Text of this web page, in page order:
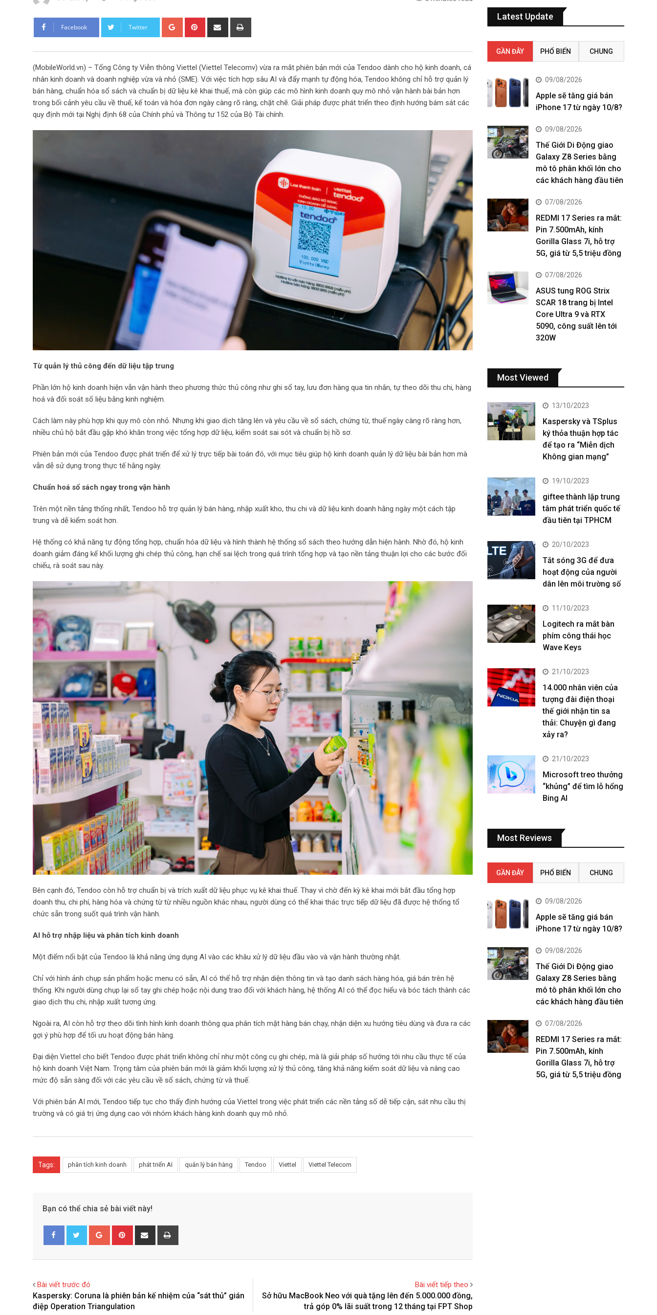
Facebook Twitter
o
l
e
+
i
e
r
e
s
t
h
e
v
i
a
E
m
r
t
(MobileWorld.vn) – Tổng Công ty Viễn thông Viettel (Viettel Telecomv) vừa ra mắt phiên bản mới của Tendoo dành cho hộ kinh doanh, cá
nhân kinh doanh và doanh nghiệp vừa và nhỏ (SME). Với việc tích hợp sâu AI và đẩy mạnh tự động hóa, Tendoo không chỉ hỗ trợ quản lý
bán hàng, chuẩn hóa sổ sách và chuẩn bị dữ liệu kê khai thuế, mà còn giúp các mô hình kinh doanh quy mô nhỏ vận hành bài bản hơn
trong bối cảnh yêu cầu về thuế, kế toán và hóa đơn ngày càng rõ ràng, chặt chẽ. Giải pháp được phát triển theo định hướng bám sát các
quy định mới tại Nghị định 68 của Chính phủ và Thông tư 152 của Bộ Tài chính.
Từ quản lý thủ công đến dữ liệu tập trung
Phần lớn hộ kinh doanh hiện vẫn vận hành theo phương thức thủ công như ghi sổ tay, lưu đơn hàng qua tin nhắn, tự theo dõi thu chi, hàng
hoá và đối soát số liệu bằng kinh nghiệm.
Cách làm này phù hợp khi quy mô còn nhỏ. Nhưng khi giao dịch tăng lên và yêu cầu về sổ sách, chứng từ, thuế ngày càng rõ ràng hơn,
nhiều chủ hộ bắt đầu gặp khó khăn trong việc tổng hợp dữ liệu, kiểm soát sai sót và chuẩn bị hồ sơ.
Phiên bản mới của Tendoo được phát triển để xử lý trực tiếp bài toán đó, với mục tiêu giúp hộ kinh doanh quản lý dữ liệu bài bản hơn mà
vẫn dễ sử dụng trong thực tế hằng ngày.
Chuẩn hoá sổ sách ngay trong vận hành
Trên một nền tảng thống nhất, Tendoo hỗ trợ quản lý bán hàng, nhập xuất kho, thu chi và dữ liệu kinh doanh hằng ngày một cách tập
trung và dễ kiểm soát hơn.
Hệ thống có khả năng tự động tổng hợp, chuẩn hóa dữ liệu và hình thành hệ thống sổ sách theo hướng dẫn hiện hành. Nhờ đó, hộ kinh
doanh giảm đáng kể khối lượng ghi chép thủ công, hạn chế sai lệch trong quá trình tổng hợp và tạo nền tảng thuận lợi cho các bước đối
chiếu, rà soát sau này.
Bên cạnh đó, Tendoo còn hỗ trợ chuẩn bị và trích xuất dữ liệu phục vụ kê khai thuế. Thay vì chờ đến kỳ kê khai mới bắt đầu tổng hợp
doanh thu, chi phí, hàng hóa và chứng từ từ nhiều nguồn khác nhau, người dùng có thể khai thác trực tiếp dữ liệu đã được hệ thống tổ
chức sẵn trong suốt quá trình vận hành.
AI hỗ trợ nhập liệu và phân tích kinh doanh
Một điểm nổi bật của Tendoo là khả năng ứng dụng AI vào các khâu xử lý dữ liệu đầu vào và vận hành thường nhật.
Chỉ với hình ảnh chụp sản phẩm hoặc menu có sẵn, AI có thể hỗ trợ nhận diện thông tin và tạo danh sách hàng hóa, giá bán trên hệ
thống. Khi người dùng chụp lại sổ tay ghi chép hoặc nội dung trao đổi với khách hàng, hệ thống AI có thể đọc hiểu và bóc tách thành các
giao dịch thu chi, nhập xuất tương ứng.
Ngoài ra, AI còn hỗ trợ theo dõi tình hình kinh doanh thông qua phân tích mặt hàng bán chạy, nhận diện xu hướng tiêu dùng và đưa ra các
gợi ý phù hợp để tối ưu hoạt động bán hàng.
Đại diện Viettel cho biết Tendoo được phát triển không chỉ như một công cụ ghi chép, mà là giải pháp số hướng tới nhu cầu thực tế của
hộ kinh doanh Việt Nam. Trọng tâm của phiên bản mới là giảm khối lượng xử lý thủ công, tăng khả năng kiểm soát dữ liệu và nâng cao
mức độ sẵn sàng đối với các yêu cầu về sổ sách, chứng từ và thuế.
Với phiên bản AI mới, Tendoo tiếp tục cho thấy định hướng của Viettel trong việc phát triển các nền tảng số dễ tiếp cận, sát nhu cầu thị
trường và có giá trị ứng dụng cao với nhóm khách hàng kinh doanh quy mô nhỏ.
Tags: phân tích kinh doanh phát triển AI quản lý bán hàng Tendoo Viettel Viettel Telecom
Bạn có thể chia sẻ bài viết này!
o
+
i
h
v
r
Bài viết trước đó
Kaspersky: Coruna là phiên bản kế nhiệm của “sát thủ” gián
điệp Operation Triangulation
Bài viết tiếp theo
Sở hữu MacBook Neo với quà tặng lên đến 5.000.000 đồng,
trả góp 0% lãi suất trong 12 tháng tại FPT Shop
Latest Update
GẦN ĐÂY PHỔ BIẾN CHUNG
09/08/2026
Apple sẽ tăng giá bán
iPhone 17 từ ngày 10/8?
09/08/2026
Thế Giới Di Động giao
Galaxy Z8 Series bằng
mô tô phân khối lớn cho
các khách hàng đầu tiên
07/08/2026
REDMI 17 Series ra mắt:
Pin 7.500mAh, kính
Gorilla Glass 7i, hỗ trợ
5G, giá từ 5,5 triệu đồng
07/08/2026
ASUS tung ROG Strix
SCAR 18 trang bị Intel
Core Ultra 9 và RTX
5090, công suất lên tới
320W
Most Viewed
13/10/2023
Kaspersky và TSplus
ký thỏa thuận hợp tác
để tạo ra “Miễn dịch
Không gian mạng”
19/10/2023
giftee thành lập trung
tâm phát triển quốc tế
đầu tiên tại TPHCM
20/10/2023
Tắt sóng 3G để đưa
hoạt động của người
dân lên môi trường số
11/10/2023
Logitech ra mắt bàn
phím công thái học
Wave Keys
21/10/2023
14.000 nhân viên của
tượng đài điện thoại
thế giới nhận tin sa
thải: Chuyện gì đang
xảy ra?
21/10/2023
Microsoft treo thưởng
“khủng” để tìm lỗ hổng
Bing AI
Most Reviews
GẦN ĐÂY PHỔ BIẾN CHUNG
09/08/2026
Apple sẽ tăng giá bán
iPhone 17 từ ngày 10/8?
09/08/2026
Thế Giới Di Động giao
Galaxy Z8 Series bằng
mô tô phân khối lớn cho
các khách hàng đầu tiên
07/08/2026
REDMI 17 Series ra mắt:
Pin 7.500mAh, kính
Gorilla Glass 7i, hỗ trợ
5G, giá từ 5,5 triệu đồng